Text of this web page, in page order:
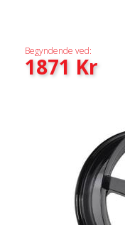
Begyndende ved:
1871 Kr